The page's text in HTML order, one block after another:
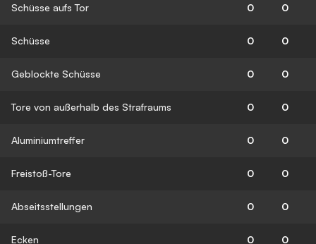
Schüsse aufs Tor 0 0
Schüsse 0 0
Geblockte Schüsse 0 0
Tore von außerhalb des Strafraums 0 0
Aluminiumtreffer 0 0
Freistoß-Tore 0 0
Abseitsstellungen 0 0
Ecken 0 0